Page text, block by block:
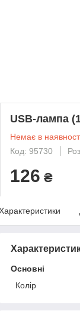
USB-лампа
Немає в
Код: 95730
126 ₴
Основні
Колір